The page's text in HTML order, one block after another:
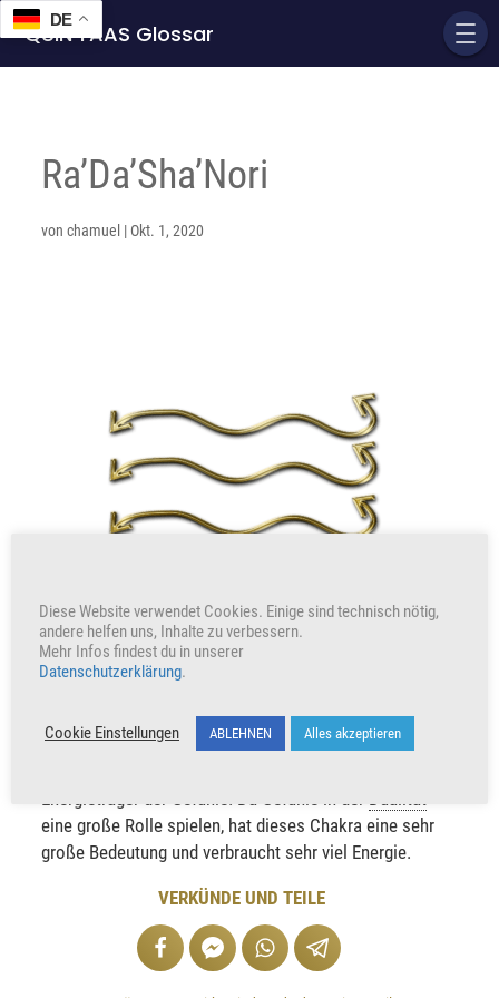
QUIN'TAAS Glossar
Ra’Da’Sha’Nori
vonchamuel | Okt. 1, 2020
Ra'Da'Sha'Nori – Lebenslicht, Ausdruck des
(3. Chakra, Solarplexus-Chakra)
Energieträger der Gefühle. Da Gefühle in der Dualität
eine große Rolle spielen, hat dieses Chakra eine sehr
große Bedeutung und verbraucht sehr viel Energie.
VERKÜNDE UND TEILE
Diese Website verwendet Cookies. Einige sind technisch nötig,
andere helfen uns, Inhalte zu verbessern.
Mehr Infos findest du in unserer
Datenschutzerklärung.
Cookie Einstellungen ABLEHNEN Alles akzeptieren
DE